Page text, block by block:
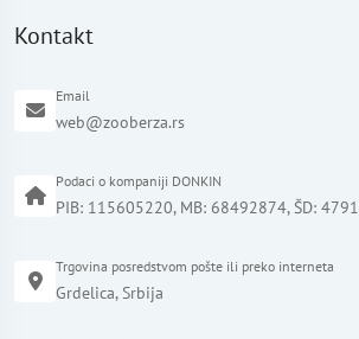
Kontakt
Email
web@zooberza.rs
Podaci o kompaniji DONKIN
PIB: 115605220, MB: 68492874, ŠD: 4791
Trgovina posredstvom pošte ili preko interneta
Grdelica, Srbija